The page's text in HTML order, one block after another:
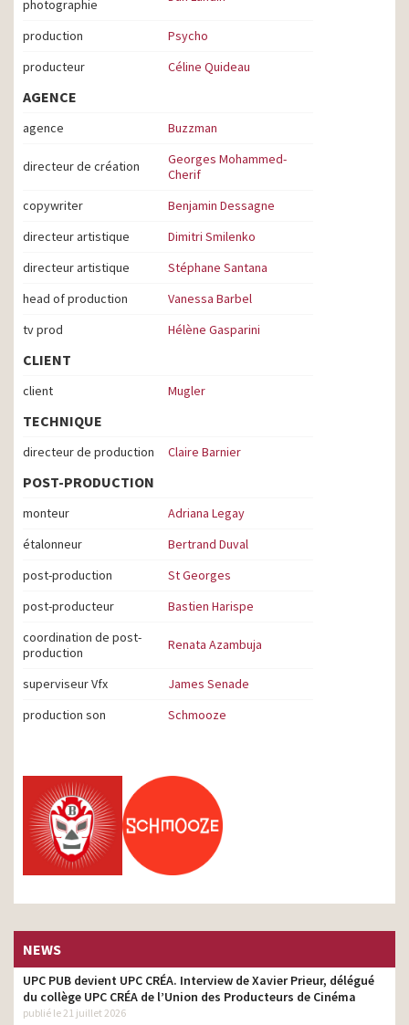
photographie
production
Psycho
producteur
Céline Quideau
AGENCE
agence Buzzman
directeur de création
Georges Mohammed-
Cherif
copywriter
Benjamin Dessagne
directeur artistique
Dimitri Smilenko
directeur artistique
Stéphane Santana
head of production
Vanessa Barbel
tv prod
Hélène Gasparini
CLIENT
client Mugler
TECHNIQUE
directeur de production Claire Barnier
POST-PRODUCTION
monteur
Adriana Legay
étalonneur
Bertrand Duval
post-production
St Georges
post-producteur
Bastien Harispe
coordination de post-
production
Renata Azambuja
superviseur Vfx
James Senade
production son
Schmooze
NEWS
UPC PUB devient UPC CRÉA. Interview de Xavier Prieur, délégué
du collège UPC CRÉA de l’Union des Producteurs de Cinéma
publié le 21 juillet 2026